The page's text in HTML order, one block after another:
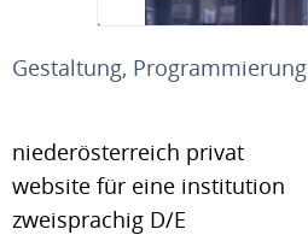
Gestaltung, Programmierung
niederösterreich privat
website für eine institution
zweisprachig D/E